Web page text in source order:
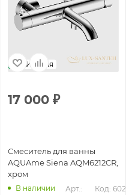
Италия
17 000 ₽
Смеситель для ванны
AQUAme Siena AQM6212CR,
хром
В наличии
Арт.:
Код: 60213